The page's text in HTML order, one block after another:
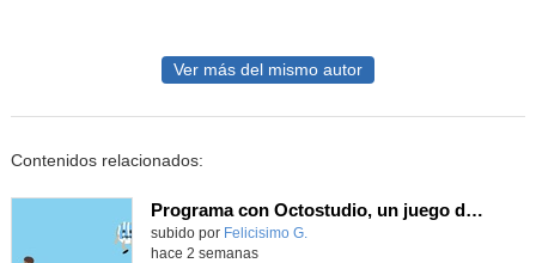
Ver más del mismo autor
Contenidos relacionados:
Programa con Octostudio, un juego de 4 personajes ganando la copa del mundo saltando y esquivando rivales.
Contenido educativo.
subido por Felicisimo G.
hace 2 semanas